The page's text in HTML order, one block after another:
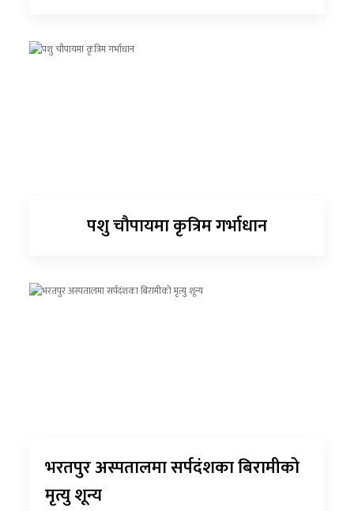
पशु चौपायमा कृत्रिम गर्भाधान
भरतपुर अस्पतालमा सर्पदंशका बिरामीको
मृत्यु शून्य